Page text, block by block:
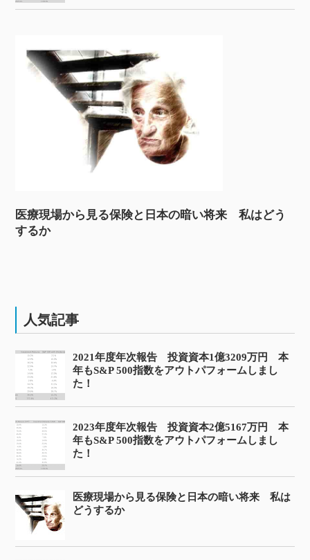
医療現場から見る保険と日本の暗い将来 私はどう
するか
人気記事
2021年度年次報告 投資資本1億3209万円 本
年もS&P 500指数をアウトパフォームしまし
た！
2023年度年次報告 投資資本2億5167万円 本
年もS&P 500指数をアウトパフォームしまし
た！
医療現場から見る保険と日本の暗い将来 私は
どうするか